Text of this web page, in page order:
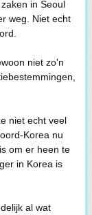
in Seoul
weg. Niet echt
niet zo'n
niet echt veel
Korea nu
om er heen te
in Korea is
al wat